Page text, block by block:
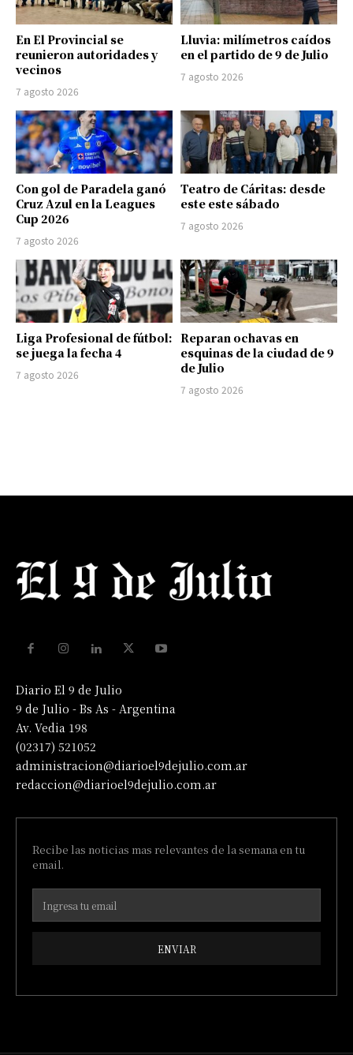
En El Provincial se
reunieron autoridades y
vecinos
7 agosto 2026
Lluvia: milímetros caídos
en el partido de 9 de Julio
7 agosto 2026
Con gol de Paradela ganó
Cruz Azul en la Leagues
Cup 2026
7 agosto 2026
Teatro de Cáritas: desde
este este sábado
7 agosto 2026
Liga Profesional de fútbol:
se juega la fecha 4
7 agosto 2026
Reparan ochavas en
esquinas de la ciudad de 9
de Julio
7 agosto 2026
Diario El 9 de Julio
9 de Julio - Bs As - Argentina
Av. Vedia 198
(02317) 521052
administracion@diarioel9dejulio.com.ar
redaccion@diarioel9dejulio.com.ar
Recibe las noticias mas relevantes de la semana en tu
email.
ENVIAR